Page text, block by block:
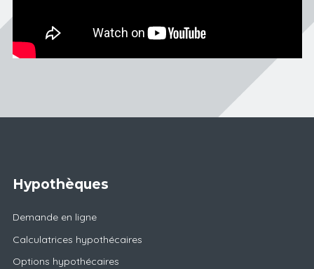
Hypothèques
Demande en ligne
Calculatrices hypothécaires
Options hypothécaires